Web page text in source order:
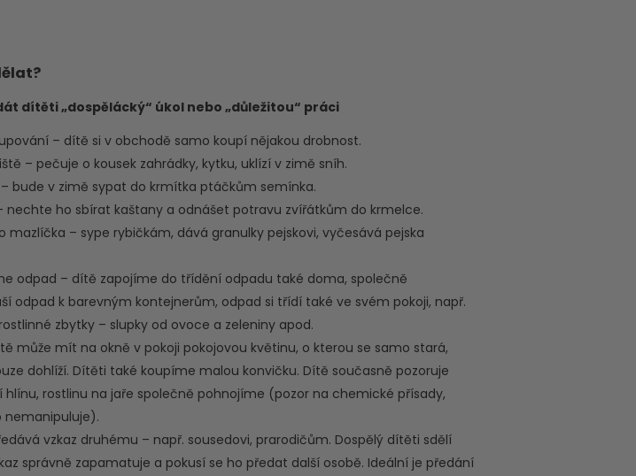
dítěti „dospělácký“ úkol nebo „důležitou“ práci
– dítě si v obchodě samo koupí nějakou drobnost.
– pečuje o kousek zahrádky, kytku, uklízí v zimě sníh.
bude v zimě sypat do krmítka ptáčkům semínka.
nechte ho sbírat kaštany a odnášet potravu zvířátkům do krmelce.
mazlíčka – sype rybičkám, dává granulky pejskovi, vyčesává pejska
odpad – dítě zapojíme do třídění odpadu také doma, společně
odpad k barevným kontejnerům, odpad si třídí také ve svém pokoji, např.
zbytky – slupky od ovoce a zeleniny apod.
může mít na okně v pokoji pokojovou květinu, o kterou se samo stará,
dohlíží. Dítěti také koupíme malou konvičku. Dítě současně pozoruje
hlínu, rostlinu na jaře společně pohnojíme (pozor na chemické přísady,
vzkaz druhému – např. sousedovi, prarodičům. Dospělý dítěti sdělí
správně zapamatuje a pokusí se ho předat další osobě. Ideální je předání